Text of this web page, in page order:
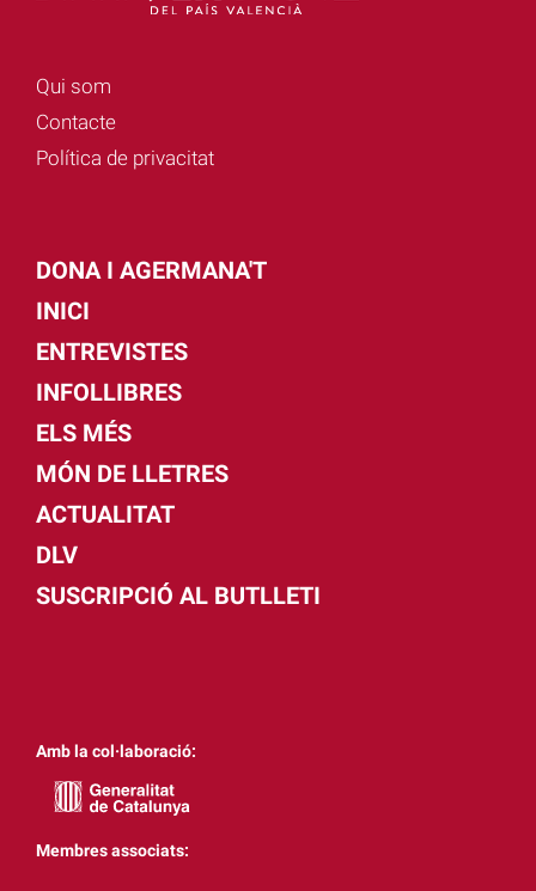
Qui som
Contacte
Política de privacitat
DONA I AGERMANA'T
INICI
ENTREVISTES
INFOLLIBRES
ELS MÉS
MÓN DE LLETRES
ACTUALITAT
DLV
SUSCRIPCIÓ AL BUTLLETI
Amb la col·laboració:
Membres associats: